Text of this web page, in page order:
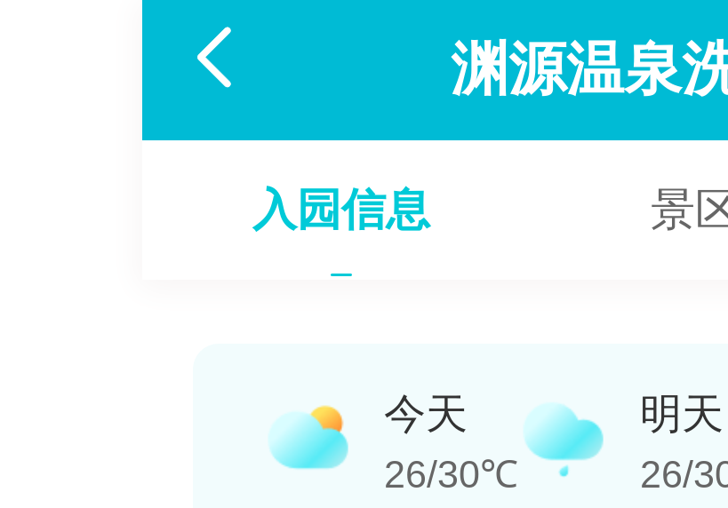
 渊源温泉
入园信息 景
今天
26/30℃
明天
26/